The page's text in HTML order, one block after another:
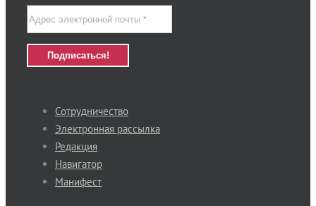
Сотрудничество
Электронная рассылка
Редакция
Навигатор
Манифест